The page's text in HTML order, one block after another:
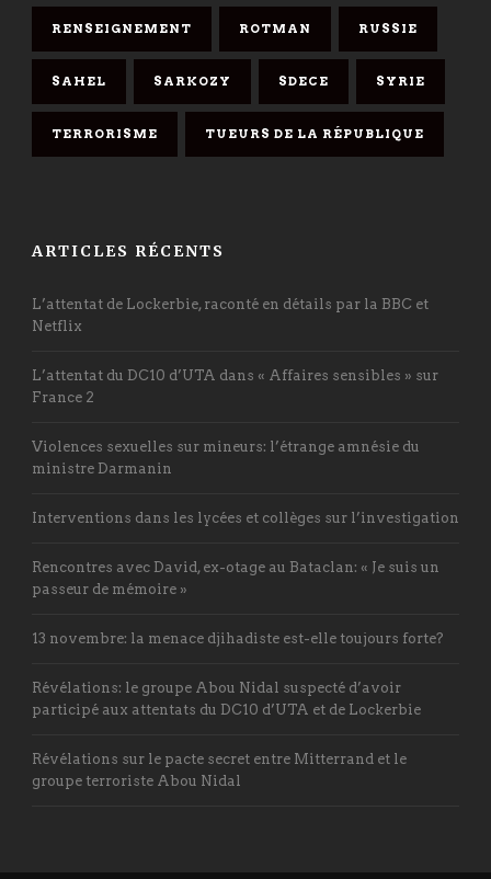
RENSEIGNEMENT ROTMAN RUSSIE
SAHEL SARKOZY SDECE SYRIE
TERRORISME TUEURS DE LA RÉPUBLIQUE
ARTICLES RÉCENTS
L’attentat de Lockerbie, raconté en détails par la BBC et
Netflix
L’attentat du DC10 d’UTA dans « Affaires sensibles » sur
France 2
Violences sexuelles sur mineurs: l’étrange amnésie du
ministre Darmanin
Interventions dans les lycées et collèges sur l’investigation
Rencontres avec David, ex-otage au Bataclan: « Je suis un
passeur de mémoire »
13 novembre: la menace djihadiste est-elle toujours forte?
Révélations: le groupe Abou Nidal suspecté d’avoir
participé aux attentats du DC10 d’UTA et de Lockerbie
Révélations sur le pacte secret entre Mitterrand et le
groupe terroriste Abou Nidal